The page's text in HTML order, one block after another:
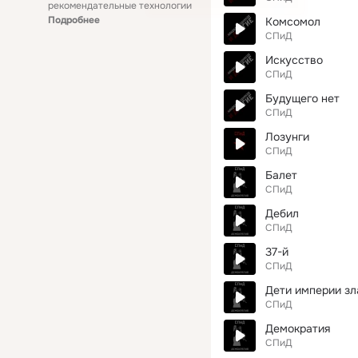
рекомендательные технологии
Подробнее
Комсомол
СПиД
Искусство
СПиД
Будущего нет
СПиД
Лозунги
СПиД
Балет
СПиД
Дебил
СПиД
37-й
СПиД
Дети империи
СПиД
Демократия
СПиД